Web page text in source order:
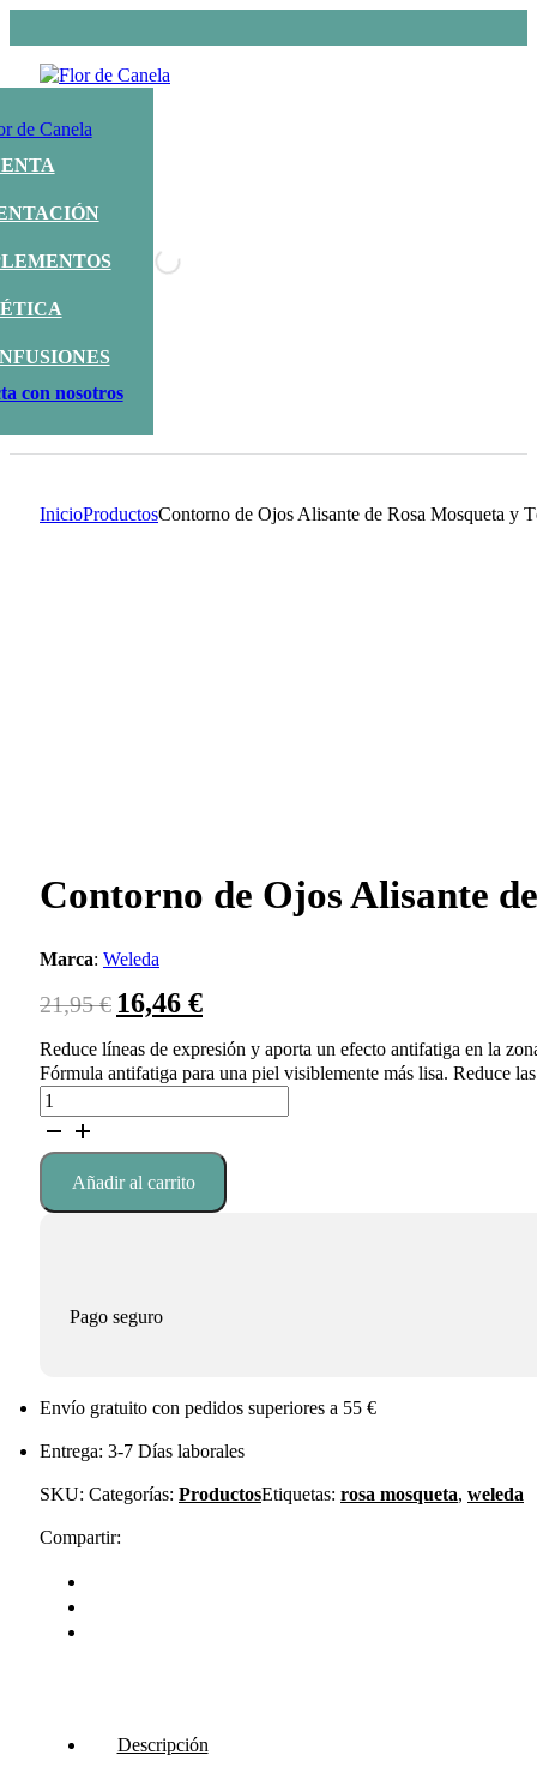
con nosotros
InicioProductosContorno de Ojos Alisante de Rosa Mosqueta y
Contorno de Ojos Alisante
Marca: Weleda
21,95€ El
precio
original
era:
16,46 €El
precio
actual
es:
Reduce líneas de expresión y aporta un efecto antifatiga en la
Fórmula antifatiga para una piel visiblemente más lisa. Reduce
Contorno
de
Alisante
Rosa
Blanco
Añadir al carrito
Pago seguro
Envío gratuito con pedidos superiores a 55 €
Entrega: 3-7 Días laborales
SKU: Categorías: ProductosEtiquetas: rosa mosqueta, weleda
Compartir:
Descripción